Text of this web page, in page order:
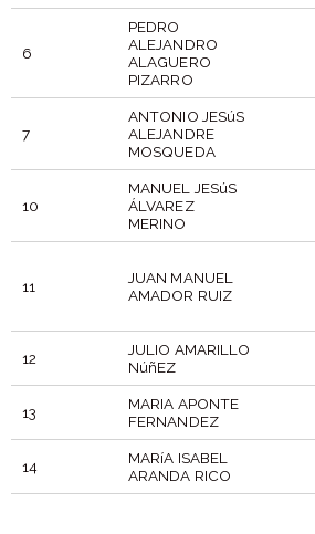
6
PEDRO
ALEJANDRO
ALAGUERO
PIZARRO
7
ANTONIO JESúS
ALEJANDRE
MOSQUEDA
10
MANUEL JESúS
ÁLVAREZ
MERINO
11
JUAN MANUEL
AMADOR RUIZ
12
JULIO AMARILLO
NúñEZ
13
MARIA APONTE
FERNANDEZ
14
MARíA ISABEL
ARANDA RICO